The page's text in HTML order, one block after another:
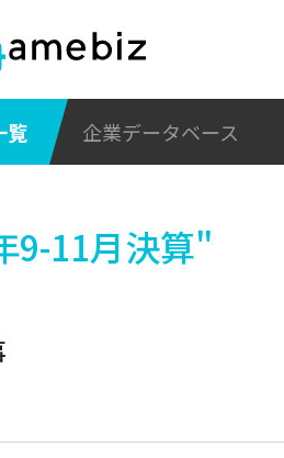
覧 企業データベース
9-11月決算"